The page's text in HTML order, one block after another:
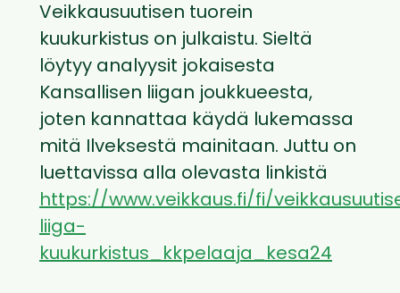
Veikkausuutisen tuorein
kuukurkistus on julkaistu. Sieltä
löytyy analyysit jokaisesta
Kansallisen liigan joukkueesta,
joten kannattaa käydä lukemassa
mitä Ilveksestä mainitaan. Juttu on
luettavissa alla olevasta linkistä
https://www.veikkaus.fi/fi/
liiga-
kuukurkistus_kkpelaaja_kesa24